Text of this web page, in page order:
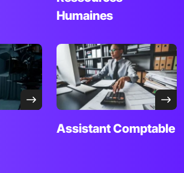
Humaines
AssistantComptable